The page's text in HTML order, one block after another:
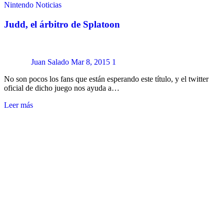
Nintendo Noticias
Judd, el árbitro de Splatoon
Juan Salado Mar 8, 2015 1
No son pocos los fans que están esperando este título, y el twitter
oficial de dicho juego nos ayuda a…
Leer más